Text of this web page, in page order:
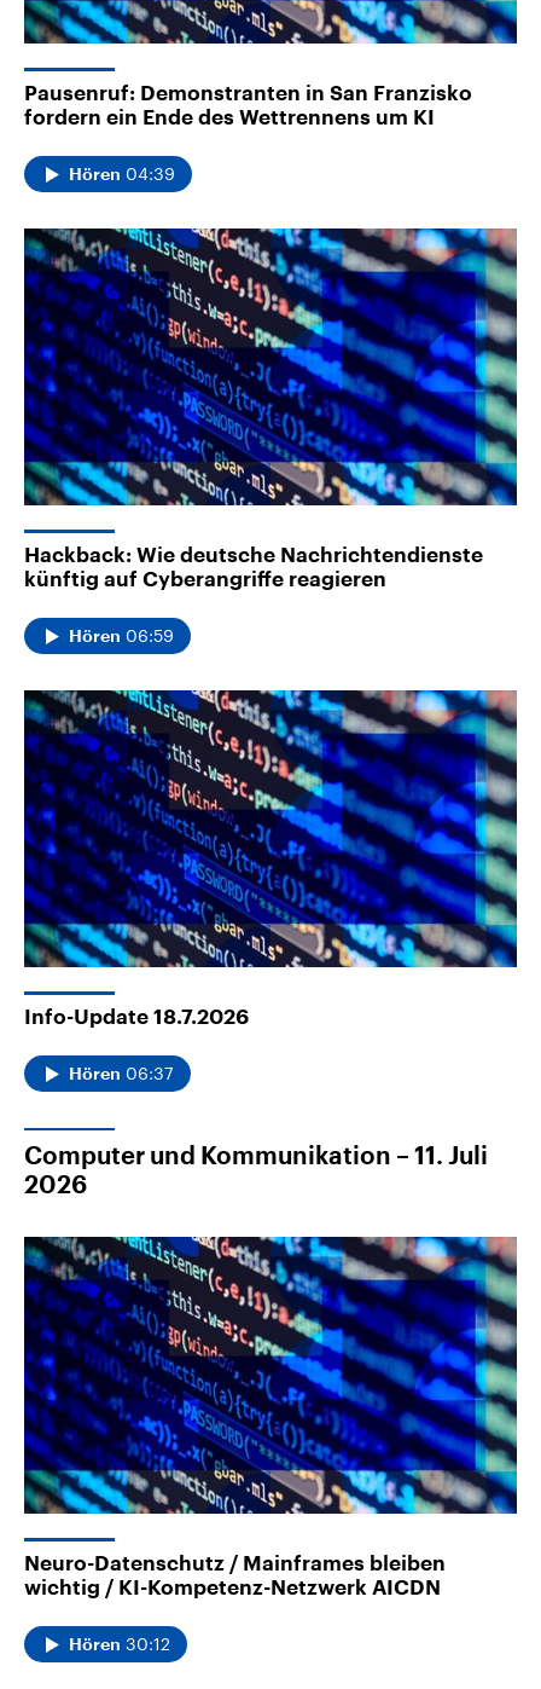
Pausenruf: Demonstranten in San Franzisko
fordern ein Ende des Wettrennens um KI
Hören 04:39
Hackback: Wie deutsche Nachrichtendienste
künftig auf Cyberangriffe reagieren
Hören 06:59
Info-Update 18.7.2026
Hören 06:37
Computer und Kommunikation – 11. Juli
2026
Neuro-Datenschutz / Mainframes bleiben
wichtig / KI-Kompetenz-Netzwerk AICDN
Hören 30:12